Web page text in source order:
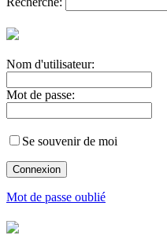
Nom d'utilisateur:
Mot de passe:
Se souvenir de moi
Mot de passe oublié